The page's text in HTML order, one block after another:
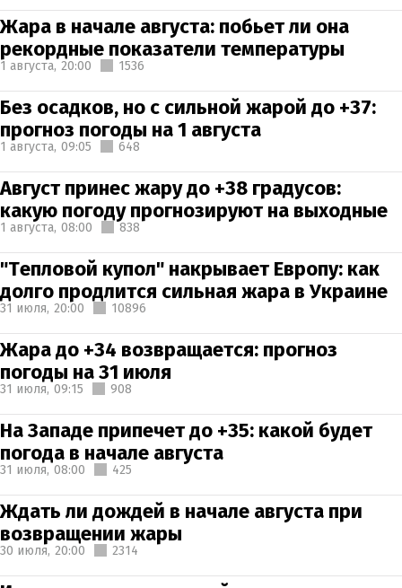
Жара в начале августа: побьет ли она
рекордные показатели температуры
1 августа, 20:00 1536
Без осадков, но с сильной жарой до +37:
прогноз погоды на 1 августа
1 августа, 09:05 648
Август принес жару до +38 градусов:
какую погоду прогнозируют на выходные
1 августа, 08:00 838
"Тепловой купол" накрывает Европу: как
долго продлится сильная жара в Украине
31 июля, 20:00 10896
Жара до +34 возвращается: прогноз
погоды на 31 июля
31 июля, 09:15 908
На Западе припечет до +35: какой будет
погода в начале августа
31 июля, 08:00 425
Ждать ли дождей в начале августа при
возвращении жары
30 июля, 20:00 2314